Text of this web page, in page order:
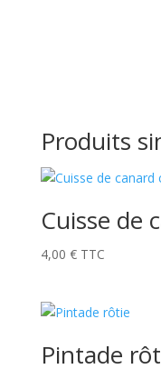
Produits
Cuisse de
4,00 € TTC
Pintade